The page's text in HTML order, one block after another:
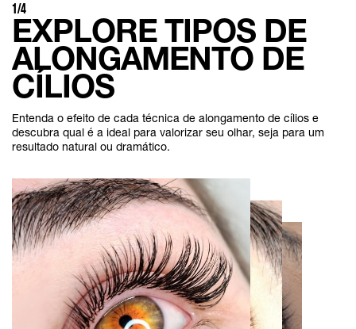
1/4
EXPLORE TIPOS DE
ALONGAMENTO DE
CÍLIOS
Entenda o efeito de cada técnica de alongamento de cílios e
descubra qual é a ideal para valorizar seu olhar, seja para um
resultado natural ou dramático.